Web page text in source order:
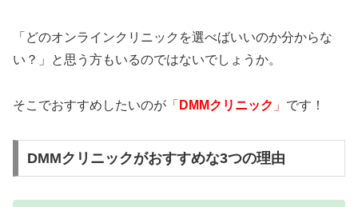
「どのオンラインクリニックを選べばいいのか分からな
い？」と思う方もいるのではないでしょうか。
そこでおすすめしたいのが 「 DMMクリニック 」 です！
DMMクリニックがおすすめな3つの理由